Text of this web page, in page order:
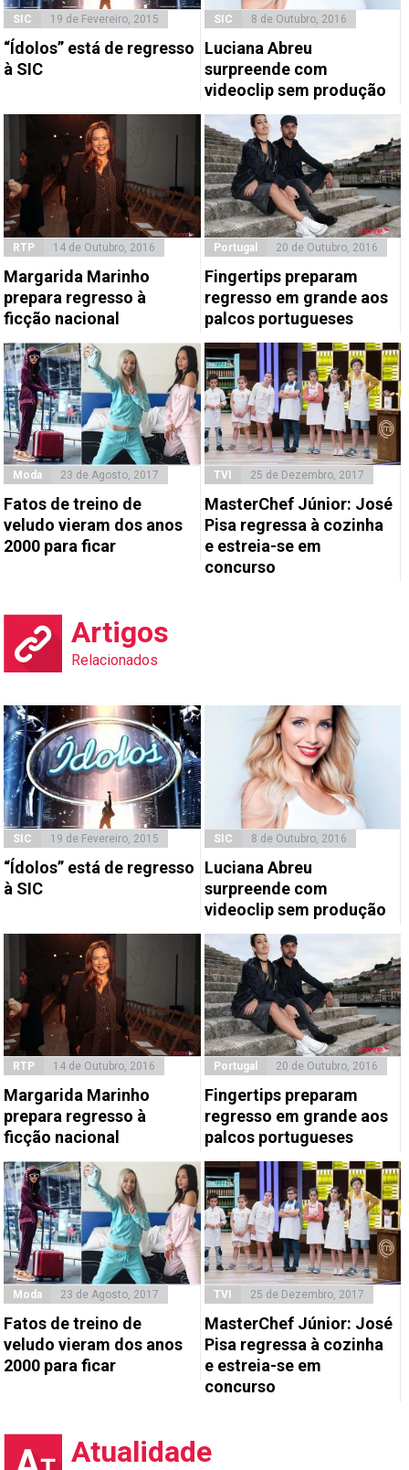
SIC 19 de Fevereiro, 2015
“Ídolos” está de regresso
à SIC
SIC 8 de Outubro, 2016
Luciana Abreu
surpreende com
videoclip sem produção
RTP 14 de Outubro, 2016
Margarida Marinho
prepara regresso à
ficção nacional
Portugal 20 de Outubro, 2016
Fingertips preparam
regresso em grande aos
palcos portugueses
Moda 23 de Agosto, 2017
Fatos de treino de
veludo vieram dos anos
2000 para ficar
TVI 25 de Dezembro, 2017
MasterChef Júnior: José
Pisa regressa à cozinha
e estreia-se em
concurso
Artigos
Relacionados
SIC 19 de Fevereiro, 2015
“Ídolos” está de regresso
à SIC
SIC 8 de Outubro, 2016
Luciana Abreu
surpreende com
videoclip sem produção
RTP 14 de Outubro, 2016
Margarida Marinho
prepara regresso à
ficção nacional
Portugal 20 de Outubro, 2016
Fingertips preparam
regresso em grande aos
palcos portugueses
Moda 23 de Agosto, 2017
Fatos de treino de
veludo vieram dos anos
2000 para ficar
TVI 25 de Dezembro, 2017
MasterChef Júnior: José
Pisa regressa à cozinha
e estreia-se em
concurso
Atualidade